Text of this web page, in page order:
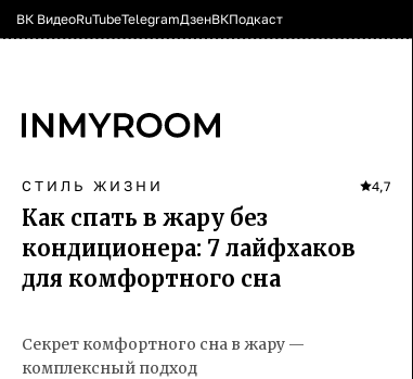
ВК ВидеоRuTubeTelegramДзенВКПодкаст
СТИЛЬ ЖИЗНИ 4,7
Как спать в жару без
кондиционера: 7 лайфхаков
для комфортного сна
Секрет комфортного сна в жару —
комплексный подход